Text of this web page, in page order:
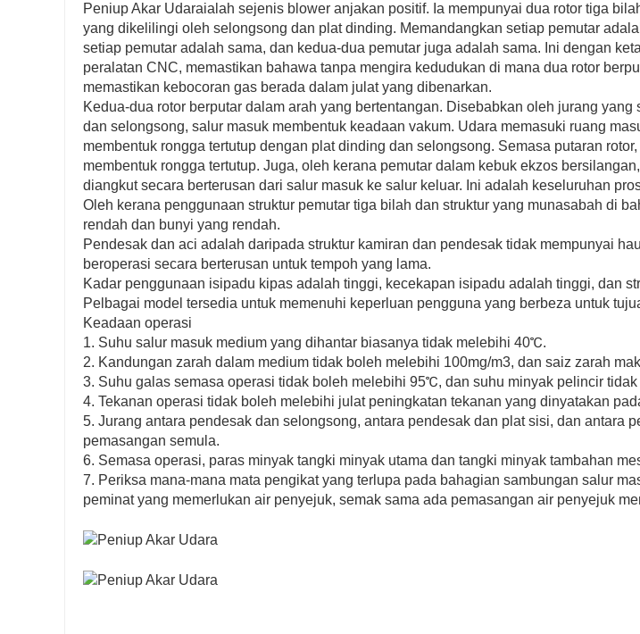
Peniup Akar Udaraialah sejenis blower anjakan positif. Ia mempunyai dua rotor tiga
yang dikelilingi oleh selongsong dan plat dinding. Memandangkan setiap pemutar
setiap pemutar adalah sama, dan kedua-dua pemutar juga adalah sama. Ini dengan
peralatan CNC, memastikan bahawa tanpa mengira kedudukan di mana dua rotor
memastikan kebocoran gas berada dalam julat yang dibenarkan.
Kedua-dua rotor berputar dalam arah yang bertentangan. Disebabkan oleh jurang
dan selongsong, salur masuk membentuk keadaan vakum. Udara memasuki ruang
membentuk rongga tertutup dengan plat dinding dan selongsong. Semasa putaran
membentuk rongga tertutup. Juga, oleh kerana pemutar dalam kebuk ekzos
diangkut secara berterusan dari salur masuk ke salur keluar. Ini adalah keseluruhan
Oleh kerana penggunaan struktur pemutar tiga bilah dan struktur yang munasabah di
rendah dan bunyi yang rendah.
Pendesak dan aci adalah daripada struktur kamiran dan pendesak tidak mempunyai
beroperasi secara berterusan untuk tempoh yang lama.
Kadar penggunaan isipadu kipas adalah tinggi, kecekapan isipadu adalah tinggi, dan
Pelbagai model tersedia untuk memenuhi keperluan pengguna yang berbeza untuk
Keadaan operasi
1. Suhu salur masuk medium yang dihantar biasanya tidak melebihi 40℃.
2. Kandungan zarah dalam medium tidak boleh melebihi 100mg/m3, dan saiz zarah
3. Suhu galas semasa operasi tidak boleh melebihi 95℃, dan suhu minyak pelincir
4. Tekanan operasi tidak boleh melebihi julat peningkatan tekanan yang dinyatakan
5. Jurang antara pendesak dan selongsong, antara pendesak dan plat sisi, dan antara
pemasangan semula.
6. Semasa operasi, paras minyak tangki minyak utama dan tangki minyak tambahan
7. Periksa mana-mana mata pengikat yang terlupa pada bahagian sambungan salur
peminat yang memerlukan air penyejuk, semak sama ada pemasangan air penyejuk